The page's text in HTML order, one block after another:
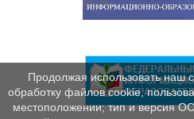
Продолжая использовать наш
обработку файлов cookie,
местоположении; тип и версия